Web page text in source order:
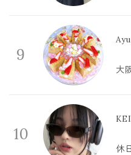
9
Ayu
大
10
KEI
休